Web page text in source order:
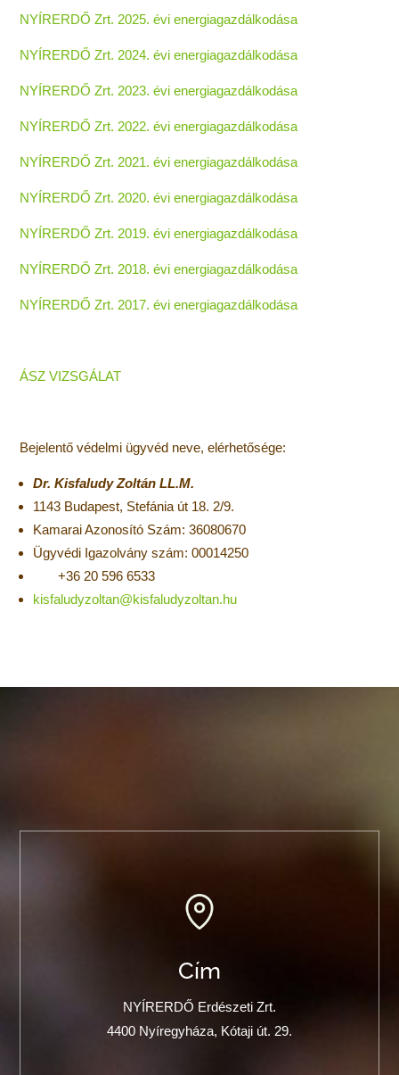
NYÍRERDŐ Zrt. 2025. évi energiagazdálkodása
NYÍRERDŐ Zrt. 2024. évi energiagazdálkodása
NYÍRERDŐ Zrt. 2023. évi energiagazdálkodása
NYÍRERDŐ Zrt. 2022. évi energiagazdálkodása
NYÍRERDŐ Zrt. 2021. évi energiagazdálkodása
NYÍRERDŐ Zrt. 2020. évi energiagazdálkodása
NYÍRERDŐ Zrt. 2019. évi energiagazdálkodása
NYÍRERDŐ Zrt. 2018. évi energiagazdálkodása
NYÍRERDŐ Zrt. 2017. évi energiagazdálkodása
ÁSZ VIZSGÁLAT
Bejelentő védelmi ügyvéd neve, elérhetősége:
Dr. Kisfaludy Zoltán LL.M.
1143 Budapest, Stefánia út 18. 2/9.
Kamarai Azonosító Szám: 36080670
Ügyvédi Igazolvány szám: 00014250
+36 20 596 6533
kisfaludyzoltan@kisfaludyzoltan.hu
Cím
NYÍRERDŐ Erdészeti Zrt.
4400 Nyíregyháza, Kótaji út. 29.